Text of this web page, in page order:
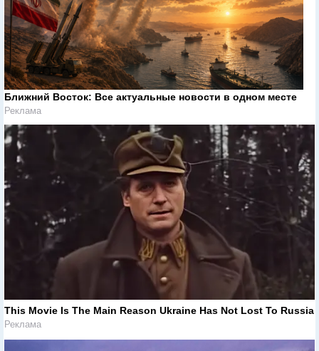
Ближний Восток: Все актуальные новости в одном месте
Реклама
This Movie Is The Main Reason Ukraine Has Not Lost To Russia
Реклама